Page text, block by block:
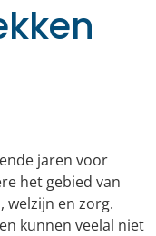
jaren voor
het gebied van
welzijn en zorg.
kunnen veelal niet